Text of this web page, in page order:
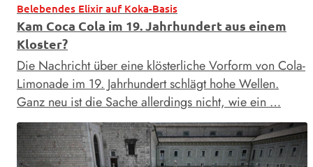
Belebendes Elixir auf Koka-Basis
Kam Coca Cola im 19. Jahrhundert aus einem
Kloster?
Die Nachricht über eine klösterliche Vorform von Cola-
Limonade im 19. Jahrhundert schlägt hohe Wellen.
Ganz neu ist die Sache allerdings nicht, wie ein …